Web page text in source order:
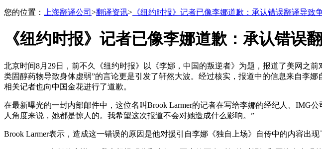
您的位置： 上海翻译公司 >翻译资讯> 《纽约时报》记者已像李娜道歉：承认错误翻译导致
《纽约时报》记者已像李娜道歉：承认错误
北京时间8月29日，前不久《纽约时报》以《李娜，中国的叛逆者》为题，报道了美网之
类固醇药物导致身体虚弱”的言论更是引发了轩然大波。经过核实，报道中的信息来自李
相关记者也向中国金花进行了道歉。
在最新曝光的一封内部邮件中，这位名叫Brook Larmer的记者在写给李娜的经纪人、IMG
人角度来说，她都是惊人的。我希望这次报道不会对她造成什么影响。”
Brook Larmer表示，造成这一错误的原因是他对援引自李娜《独自上场》自传中的内容出现